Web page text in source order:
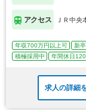
アクセス ＪＲ中
年収700万円以上可 新
積極採用中
年間休日
求人の詳細